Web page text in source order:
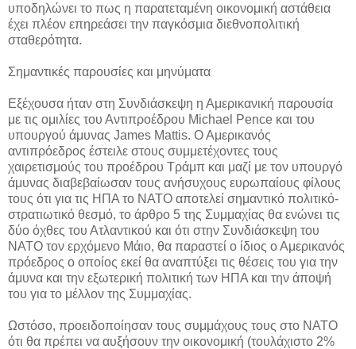
υποδηλώνει το πως η παρατεταμένη οικονομική αστάθεια
έχει πλέον επηρεάσει την παγκόσμια διεθνοπολιτική
σταθερότητα.
Σημαντικές παρουσίες και μηνύματα
Εξέχουσα ήταν στη Συνδιάσκεψη η Αμερικανική παρουσία
με τις ομιλίες του Αντιπροέδρου Michael Pence και του
υπουργού άμυνας James Mattis. Ο Αμερικανός
αντιπρόεδρος έστειλε στους συμμετέχοντες τους
χαιρετισμούς του προέδρου Τράμπ και μαζί με τον υπουργό
άμυνας διαβεβαίωσαν τους ανήσυχους ευρωπαίους φίλους
τους ότι για τις ΗΠΑ το ΝΑΤΟ αποτελεί σημαντικό πολιτικό-
στρατιωτικό θεσμό, το άρθρο 5 της Συμμαχίας θα ενώνει τις
δύο όχθες του Ατλαντικού και ότι στην Συνδιάσκεψη του
ΝΑΤΟ τον ερχόμενο Μάιο, θα παραστεί ο ίδιος ο Αμερικανός
πρόεδρος ο οποίος εκεί θα αναπτύξει τις θέσεις του για την
άμυνα και την εξωτερική πολιτική των ΗΠΑ και την άποψή
του για το μέλλον της Συμμαχίας.
Ωστόσο, προειδοποίησαν τους συμμάχους τους στο ΝΑΤΟ
ότι θα πρέπει να αυξήσουν την οικονομική (τουλάχιστο 2%